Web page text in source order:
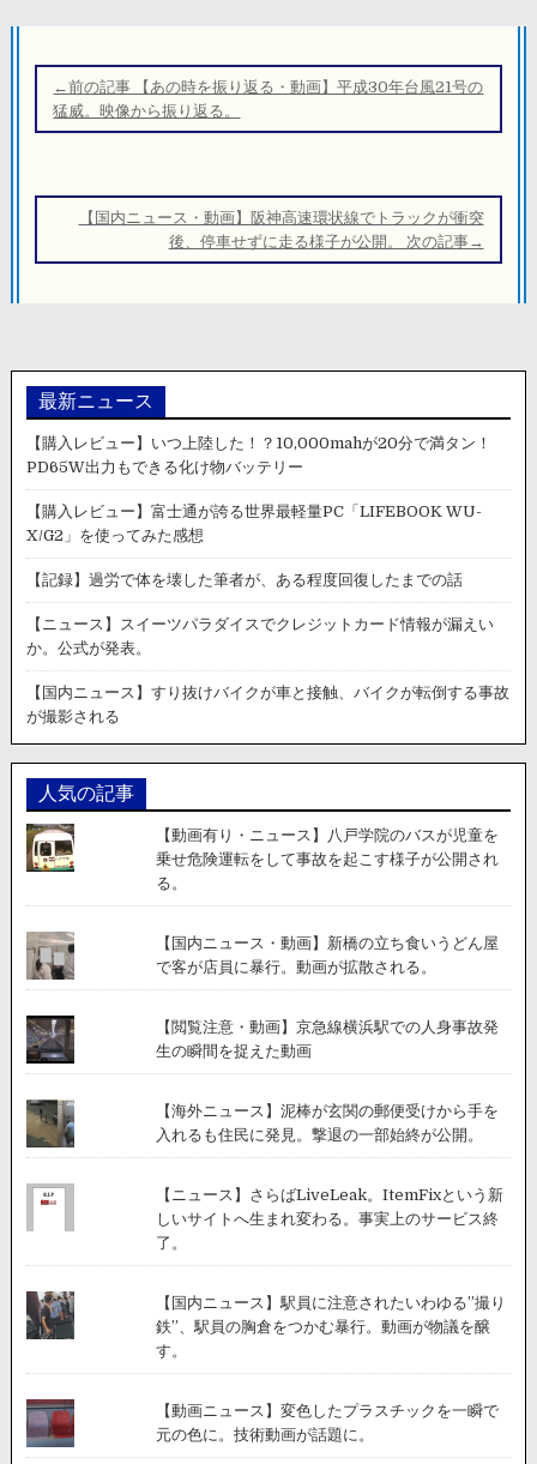
稿
ナ
←前の記事 【あの時を振り返る・動画】平成30年台風21号の
猛威。映像から振り返る。
【国内ニュース・動画】阪神高速環状線でトラックが衝突
後、停車せずに走る様子が公開。 次の記事→
最新ニュース
【購入レビュー】いつ上陸した！？10,000mahが20分で満タン！
PD65W出力もできる化け物バッテリー
【購入レビュー】富士通が誇る世界最軽量PC「LIFEBOOK WU-
X/G2」を使ってみた感想
【記録】過労で体を壊した筆者が、ある程度回復したまでの話
【ニュース】スイーツパラダイスでクレジットカード情報が漏えい
か。公式が発表。
【国内ニュース】すり抜けバイクが車と接触、バイクが転倒する事故
が撮影される
人気の記事
【動画有り・ニュース】八戸学院のバスが児童を
乗せ危険運転をして事故を起こす様子が公開され
る。
【国内ニュース・動画】新橋の立ち食いうどん屋
で客が店員に暴行。動画が拡散される。
【閲覧注意・動画】京急線横浜駅での人身事故発
生の瞬間を捉えた動画
【海外ニュース】泥棒が玄関の郵便受けから手を
入れるも住民に発見。撃退の一部始終が公開。
【ニュース】さらばLiveLeak。ItemFixという新
しいサイトへ生まれ変わる。事実上のサービス終
了。
【国内ニュース】駅員に注意されたいわゆる”撮り
鉄”、駅員の胸倉をつかむ暴行。動画が物議を醸
す。
【動画ニュース】変色したプラスチックを一瞬で
元の色に。技術動画が話題に。